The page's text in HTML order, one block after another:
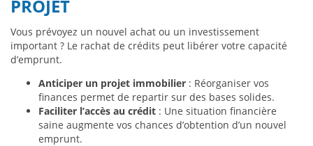
PROJET
Vous prévoyez un nouvel achat ou un investissement
important ? Le rachat de crédits peut libérer votre capacité
d’emprunt.
Anticiper un projet immobilier : Réorganiser vos
finances permet de repartir sur des bases solides.
Faciliter l’accès au crédit : Une situation financière
saine augmente vos chances d’obtention d’un nouvel
emprunt.